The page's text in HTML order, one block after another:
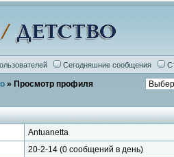
Сегодняшние сообщения
» Просмотр профиля
Antuanetta
20-2-14 (0 сообщений в день)